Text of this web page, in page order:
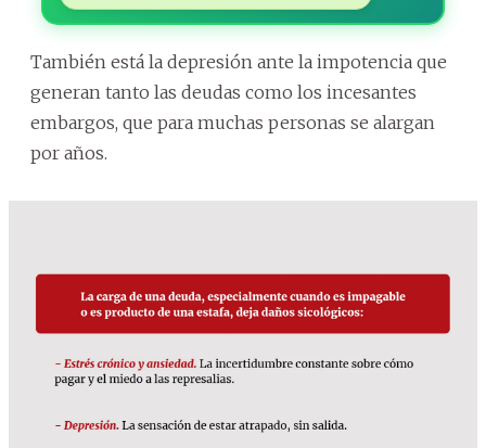
También está la depresión ante la impotencia que
generan tanto las deudas como los incesantes
embargos, que para muchas personas se alargan
por años.